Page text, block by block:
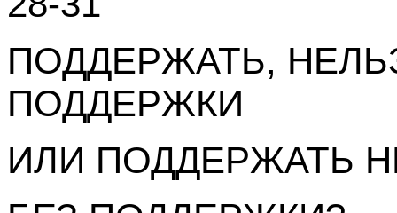
ПОДДЕРЖАТЬ,
ПОДДЕРЖКИ
ИЛИ ПОДДЕРЖАТЬ